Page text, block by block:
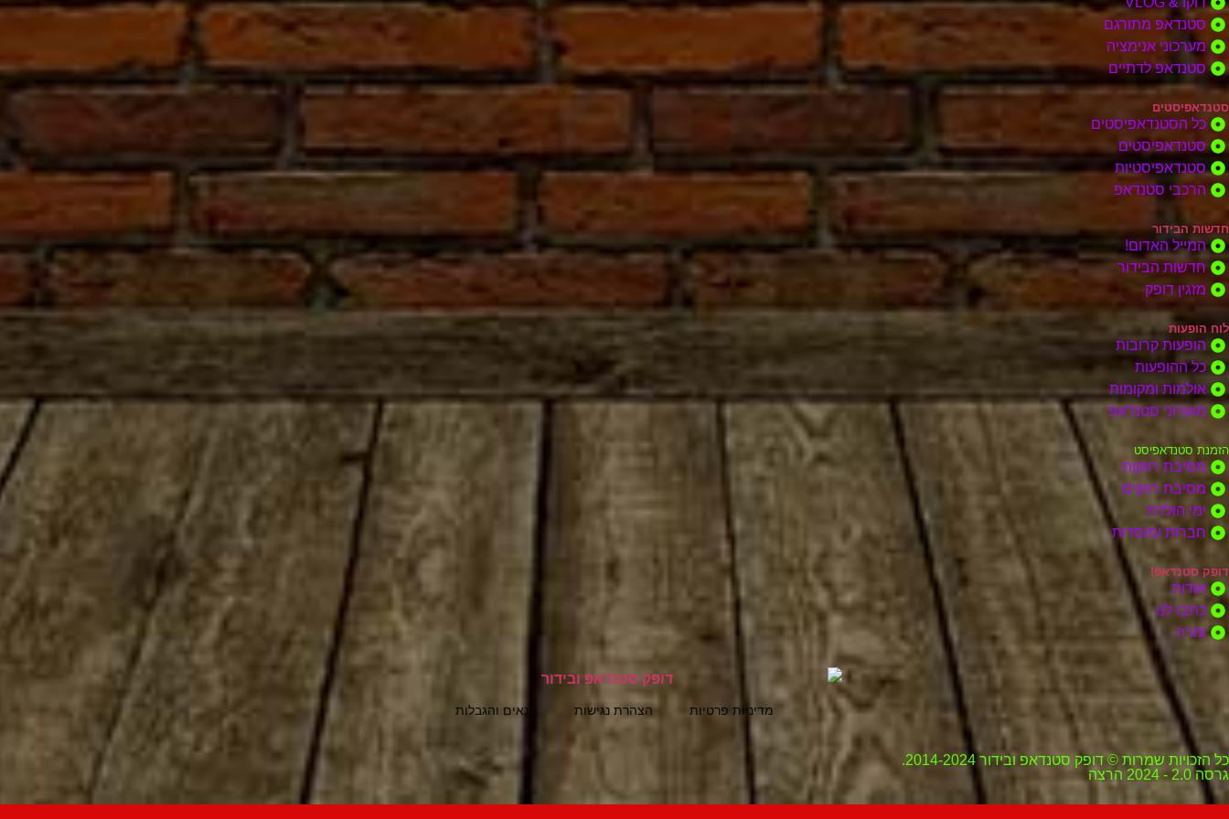
סטנדאפ מתורגם
מערכוני אנימציה
סטנדאפ לדתיים
סטנדאפיסטים
כל הסטנדאפיסטים
סטנדאפיסטים
סטנדאפיסטיות
הרכבי סטנדאפ
חדשות הבידור
המייל האדום!
חדשות הבידור
מזגין דופק
לוח הופעות
הופעות קרובות
כל ההופעות
אולמות ומקומות
מועדוני סטנדאפ
הזמנת סטנדאפיסט
מסיבת רווקות
מסיבת רווקים
ימי הולדת
חברות ומוסדות
דופק סטנדאפ!
אודות
כתבו לנו
עזרה
מדיניות פרטיות הצהרת נגישות תנאים והגבלות
כל הזכויות שמרות © דופק סטנדאפ ובידור 2014-2024.
גרסה 2.0 - 2024 הרצה